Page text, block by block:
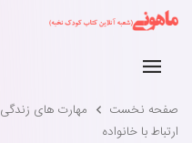
صفحه نخست مهارت های زندگی
ارتباط با خانواده